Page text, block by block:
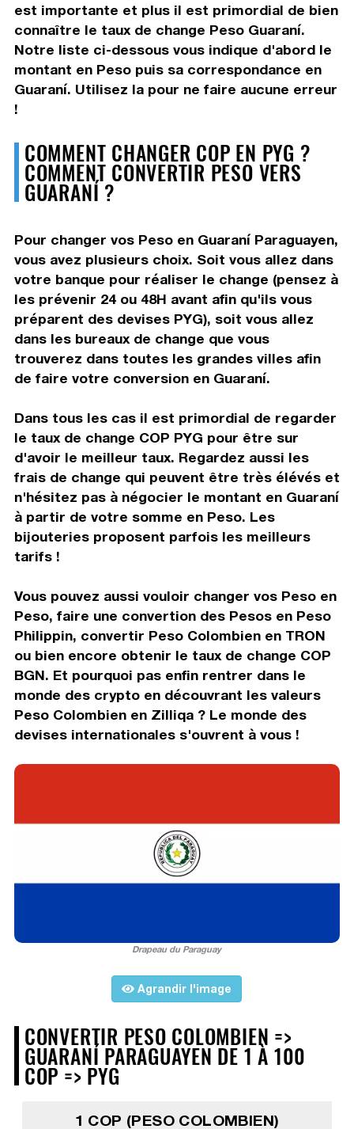
est importante et plus il est primordial de bien
connaître le taux de change Peso Guaraní.
Notre liste ci-dessous vous indique d'abord le
montant en Peso puis sa correspondance en
Guaraní. Utilisez la pour ne faire aucune erreur
!
COMMENT CHANGER COP EN PYG ?
COMMENT CONVERTIR PESO VERS
GUARANÍ ?
Pour changer vos Peso en Guaraní Paraguayen,
vous avez plusieurs choix. Soit vous allez dans
votre banque pour réaliser le change (pensez à
les prévenir 24 ou 48H avant afin qu'ils vous
préparent des devises PYG), soit vous allez
dans les bureaux de change que vous
trouverez dans toutes les grandes villes afin
de faire votre conversion en Guaraní.
Dans tous les cas il est primordial de regarder
le taux de change COP PYG pour être sur
d'avoir le meilleur taux. Regardez aussi les
frais de change qui peuvent être très élévés et
n'hésitez pas à négocier le montant en Guaraní
à partir de votre somme en Peso. Les
bijouteries proposent parfois les meilleurs
tarifs !
Vous pouvez aussi vouloir changer vos Peso en
Peso, faire une convertion des Pesos en Peso
Philippin, convertir Peso Colombien en TRON
ou bien encore obtenir le taux de change COP
BGN. Et pourquoi pas enfin rentrer dans le
monde des crypto en découvrant les valeurs
Peso Colombien en Zilliqa ? Le monde des
devises internationales s'ouvrent à vous !
Drapeau du Paraguay
Agrandir l'image
CONVERTIR PESO COLOMBIEN =>
GUARANÍ PARAGUAYEN DE 1 À 100
COP => PYG
1 COP (PESO COLOMBIEN)